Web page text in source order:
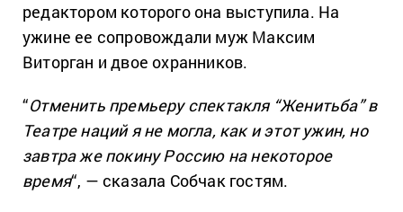
редактором которого она выступила. На
ужине ее сопровождали муж Максим
Виторган и двое охранников.
“Отменить премьеру спектакля “Женитьба” в
Театре наций я не могла, как и этот ужин, но
завтра же покину Россию на некоторое
время“, — сказала Собчак гостям.